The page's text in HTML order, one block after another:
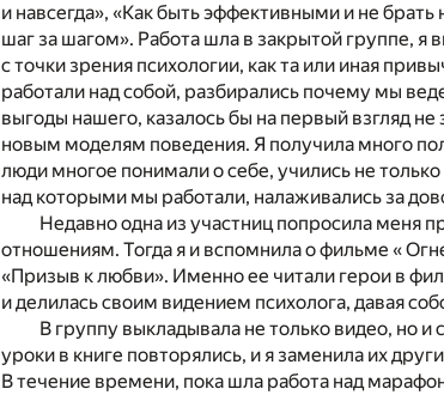
и навсегда», «Как быть эффективными и не
шаг за шагом». Работа шла в закрытой группе, я
с точки зрения психологии, как та или иная
работали над собой, разбирались почему мы
выгоды нашего, казалось бы на первый взгляд
новым моделям поведения. Я получила много
люди многое понимали о себе, учились не
над которыми мы работали, налаживались за
Недавно одна из участниц попросила меня
отношениям. Тогда я и вспомнила о фильме «
«Призыв к любви». Именно ее читали герои в
и делилась своим видением психолога, давая
В группу выкладывала не только видео, но
уроки в книге повторялись, и я заменила их
В течение времени, пока шла работа над